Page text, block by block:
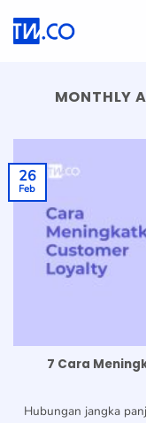
MONTHLY
7 Cara
Hubungan jangka
26
Feb